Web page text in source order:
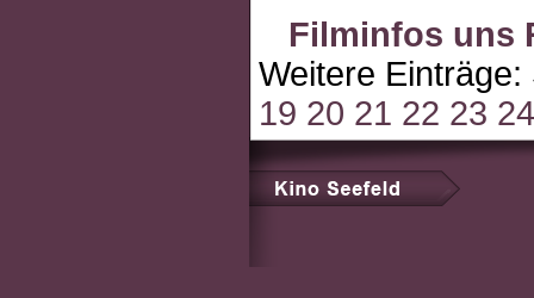
Filminfos uns
Weitere
19 20 21 22 23 24